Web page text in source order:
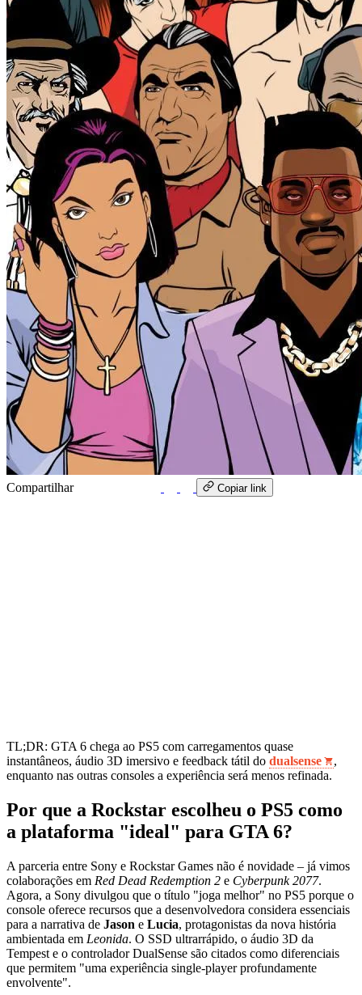
Compartilhar Copiar link
TL;DR: GTA 6 chega ao PS5 com carregamentos quase
instantâneos, áudio 3D imersivo e feedback tátil do dualsense
,
enquanto nas outras consoles a experiência será menos refinada.
Por que a Rockstar escolheu o PS5 como
a plataforma "ideal" para GTA 6?
A parceria entre Sony e Rockstar Games não é novidade – já vimos
colaborações em Red Dead Redemption 2 e Cyberpunk 2077.
Agora, a Sony divulgou que o título "joga melhor" no PS5 porque o
console oferece recursos que a desenvolvedora considera essenciais
para a narrativa de Jason e Lucia, protagonistas da nova história
ambientada em Leonida. O SSD ultrarrápido, o áudio 3D da
Tempest e o controlador DualSense são citados como diferenciais
que permitem "uma experiência single‑player profundamente
envolvente".